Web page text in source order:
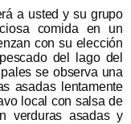
a usted y su grupo
comida en un
con su elección
del lago del
se observa una
asadas lentamente
local con salsa de
verduras asadas y